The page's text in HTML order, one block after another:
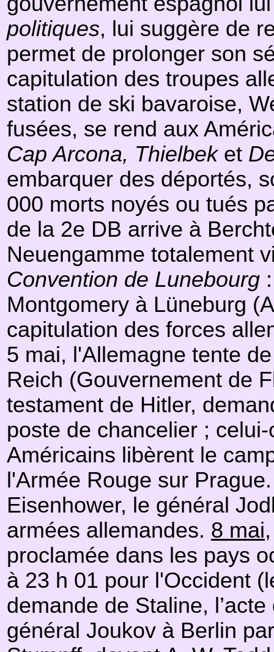
politiques, lui suggère de
permet de prolonger son
capitulation des troupes
station de ski bavaroise,
fusées, se rend aux
Cap Arcona, Thielbeket
embarquer des déportés,
000 morts noyés ou tués
de la 2e DB arrive à
Neuengamme totalement
Convention de Lunebourg
Montgomery à Lüneburg
capitulation des forces
5 mai, l'Allemagne tente
Reich (Gouvernement de
testament de Hitler,
poste de chancelier ;
Américains libèrent le
l'Armée Rouge sur
Eisenhower, le général
armées allemandes. 8 mai
proclamée dans les pays
à 23 h 01 pour l'Occident
demande de Staline,
général Joukov à Berlin